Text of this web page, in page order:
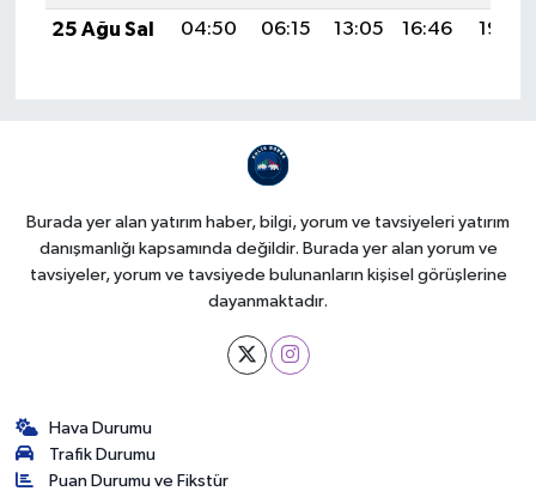
25 Ağu Sal
04:50 06:15 13:05 16:46 19:44
Burada yer alan yatırım haber, bilgi, yorum ve tavsiyeleri yatırım
danışmanlığı kapsamında değildir. Burada yer alan yorum ve
tavsiyeler, yorum ve tavsiyede bulunanların kişisel görüşlerine
dayanmaktadır.
Hava Durumu
Trafik Durumu
Puan Durumu ve Fikstür